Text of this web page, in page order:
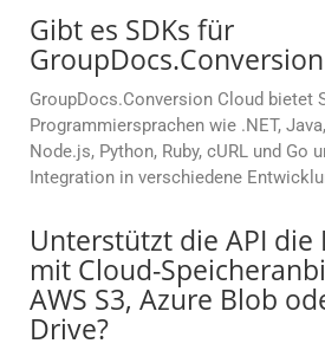
Gibt es SDKs für
GroupDocs.Conversion Cloud bietet
Programmiersprachen wie .NET,
Node.js, Python, Ruby, cURL und Go
Integration in verschiedene
Unterstützt die API
mit Cloud-
AWS S3, Azure Blob
Drive?